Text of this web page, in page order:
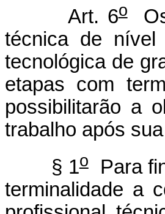
Art. 6oOs
técnica de nível
tecnológica de
etapas com
possibilitarão a
trabalho após
§ 1oPara
terminalidade a